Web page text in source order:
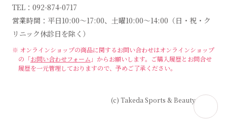
TEL：092-874-0717
営業時間：平日10:00～17:00、土曜10:00～14:00（日・祝・ク
リニック休診日を除く）
※ オンラインショップの商品に関するお問い合わせはオンラインショップ
の「お問い合わせフォーム 」からお願いします。 ご購入履歴とお問合せ
履歴を一元管理しておりますので、予めご了承ください。
(c) Takeda Sports & Beauty Clinic